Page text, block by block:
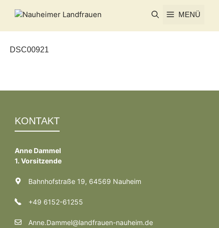
Inhalt
MENÜ
DSC00921
KONTAKT
Anne Dammel
1. Vorsitzende
Bahnhofstraße 19, 64569 Nauheim
+49 6152-61255
Anne.Dammel@landfrauen-nauheim.de